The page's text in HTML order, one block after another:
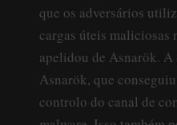
que os adversários
cargas úteis maliciosas
apelidou de Asnarök.
Asnarök, que
controlo do canal de